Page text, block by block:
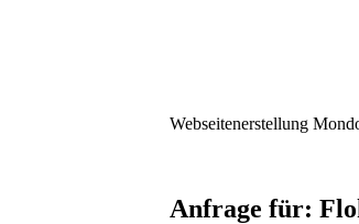
Webseitenerstellung
Anfrage für: